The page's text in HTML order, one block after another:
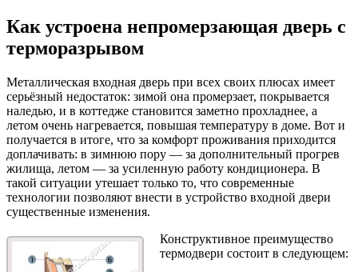
Как устроена непромерзающая дверь с
терморазрывом
Металлическая входная дверь при всех своих плюсах имеет
серьёзный недостаток: зимой она промерзает, покрывается
наледью, и в коттедже становится заметно прохладнее, а
летом очень нагревается, повышая температуру в доме. Вот и
получается в итоге, что за комфорт проживания приходится
доплачивать: в зимнюю пору — за дополнительный прогрев
жилища, летом — за усиленную работу кондиционера. В
такой ситуации утешает только то, что современные
технологии позволяют внести в устройство входной двери
существенные изменения.
Конструктивное преимущество
термодвери состоит в следующем: